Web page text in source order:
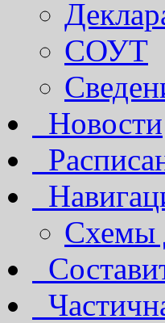
СОУТ
Новости
Схемы